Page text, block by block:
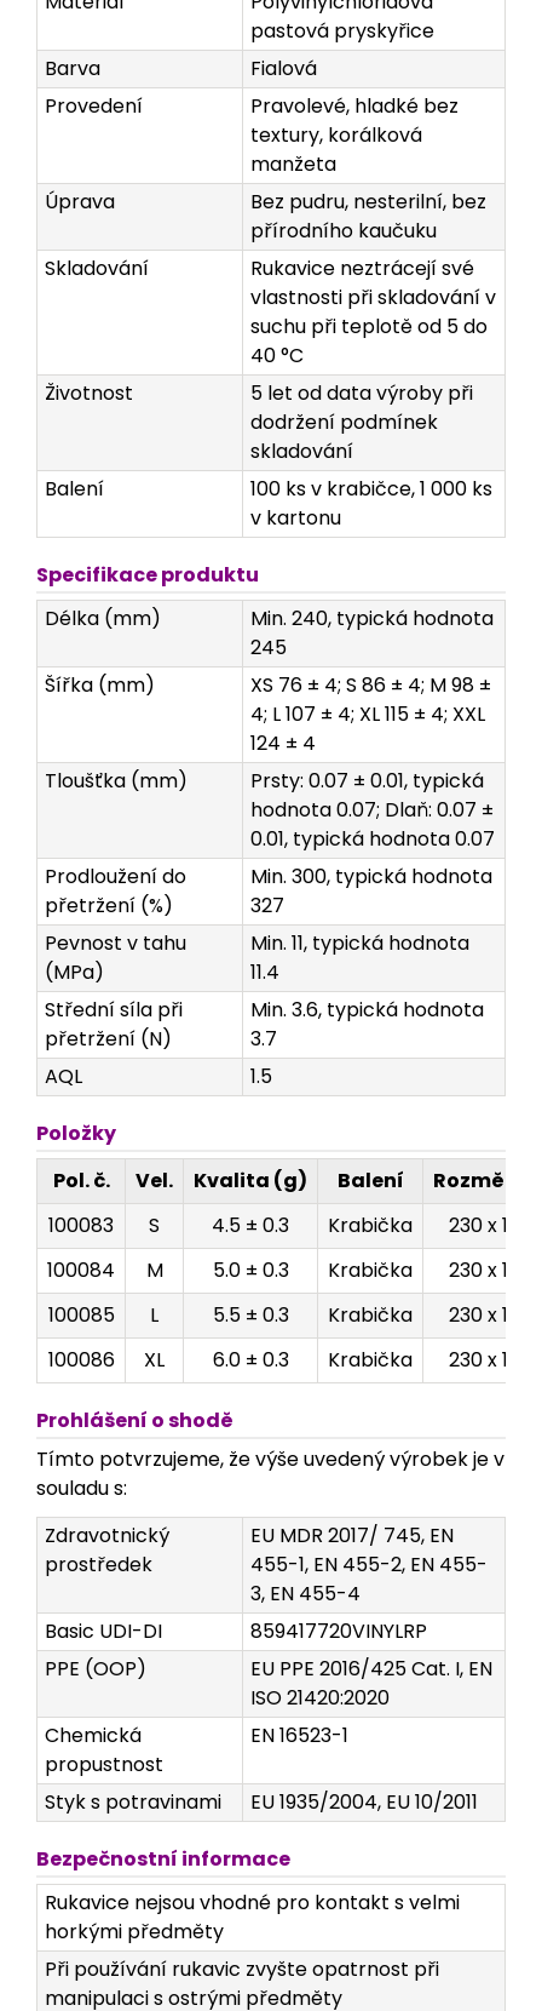
pastová pryskyřice
Barva
Fialová
Provedení
Pravolevé, hladké bez
textury, korálková
manžeta
Úprava
Bez pudru, nesterilní, bez
přírodního kaučuku
Skladování
Rukavice neztrácejí své
vlastnosti při skladování v
suchu při teplotě od 5 do
40 °C
Životnost
5 let od data výroby při
dodržení podmínek
skladování
Balení
100 ks v krabičce, 1 000 ks
v kartonu
Specifikace produktu
Délka (mm)
Min. 240, typická hodnota
245
Šířka (mm)
XS 76 ± 4; S 86 ± 4; M 98 ±
4; L 107 ± 4; XL 115 ± 4; XXL
124 ± 4
Tloušťka (mm)
Prsty: 0.07 ± 0.01, typická
hodnota 0.07; Dlaň: 0.07 ±
0.01, typická hodnota 0.07
Prodloužení do
přetržení (%)
Min. 300, typická hodnota
327
Pevnost v tahu
(MPa)
Min. 11, typická hodnota
11.4
Střední síla při
přetržení (N)
Min. 3.6, typická hodnota
3.7
AQL
1.5
Položky
Pol. č.
Vel. Kvalita (g) Balení
Rozměry
100083
S 4.5 ± 0.3 Krabička
230 x 125
100084
M 5.0 ± 0.3 Krabička
230 x 125
100085
L 5.5 ± 0.3 Krabička
230 x 125
100086
XL 6.0 ± 0.3 Krabička 230 x 125
Prohlášení o shodě
Tímto potvrzujeme, že výše uvedený výrobek je v
souladu s:
Zdravotnický
prostředek
EU MDR 2017/ 745, EN
455-1, EN 455-2, EN 455-
3, EN 455-4
Basic UDI-DI
859417720VINYLRP
PPE (OOP)
EU PPE 2016/425 Cat. I, EN
ISO 21420:2020
Chemická
propustnost
EN 16523-1
Styk s potravinami EU 1935/2004, EU 10/2011
Bezpečnostní informace
Rukavice nejsou vhodné pro kontakt s velmi
horkými předměty
Při používání rukavic zvyšte opatrnost při
manipulaci s ostrými předměty